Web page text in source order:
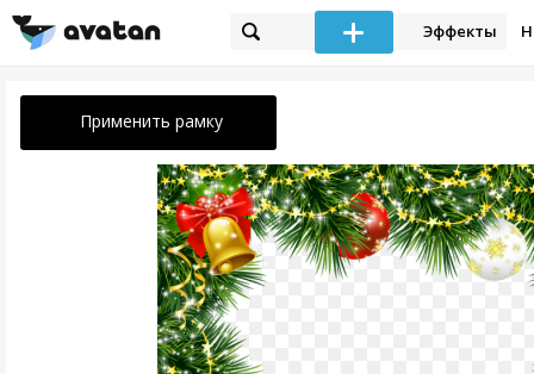
Эффекты
Применить рамку